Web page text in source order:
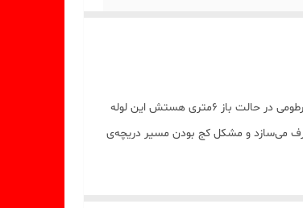
لوله خرطومی هود مدل نانو کامپیوتری با سایز 12سانت میباشد که با کیفیف بالاتر و مقاوم تر نسب به مابقی لوله های خرطومی هود میباشد طول لوله خرطومی در حالت باز 6متری هستش این لوله
می‌سازد و مشکل کج بودن مسیر دریچه‌ی